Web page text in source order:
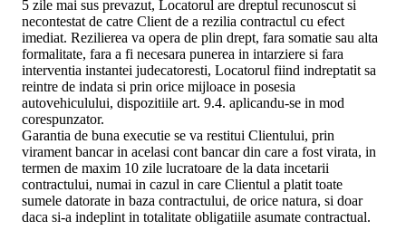
5 zile mai sus prevazut, Locatorul are dreptul recunoscut si
necontestat de catre Client de a rezilia contractul cu efect
imediat. Rezilierea va opera de plin drept, fara somatie sau alta
formalitate, fara a fi necesara punerea in intarziere si fara
interventia instantei judecatoresti, Locatorul fiind indreptatit sa
reintre de indata si prin orice mijloace in posesia
autovehiculului, dispozitiile art. 9.4. aplicandu-se in mod
corespunzator.
Garantia de buna executie se va restitui Clientului, prin
virament bancar in acelasi cont bancar din care a fost virata, in
termen de maxim 10 zile lucratoare de la data incetarii
contractului, numai in cazul in care Clientul a platit toate
sumele datorate in baza contractului, de orice natura, si doar
daca si-a indeplint in totalitate obligatiile asumate contractual.